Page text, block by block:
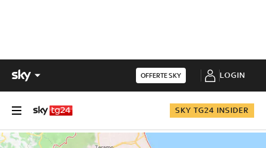
OFFERTE SKY LOGIN
SKY TG24 INSIDER